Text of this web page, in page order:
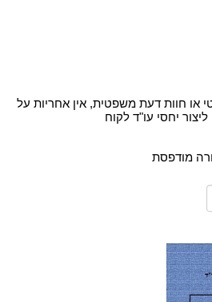
או חוות דעת משפטית, אין אחריות על
יחסי עו"ד לקוח
מודפסת